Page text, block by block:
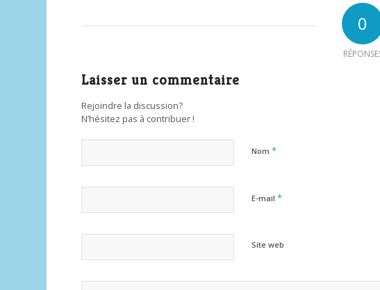
0
Laisser un commentaire
Rejoindre la discussion?
N’hésitez pas à contribuer !
Nom*
E-mail*
Site web